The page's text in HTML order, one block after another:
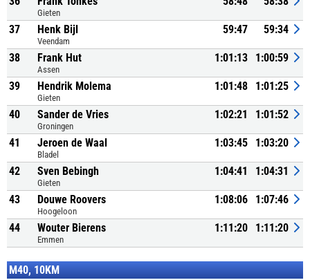
Gieten
37 Henk Bijl
Veendam
59:47 59:34
38 Frank Hut
Assen
1:01:13 1:00:59
39 Hendrik Molema
Gieten
1:01:48 1:01:25
40 Sander de Vries
Groningen
1:02:21 1:01:52
41 Jeroen de Waal
Bladel
1:03:45 1:03:20
42 Sven Bebingh
Gieten
1:04:41 1:04:31
43 Douwe Roovers
Hoogeloon
1:08:06 1:07:46
44 Wouter Bierens
Emmen
1:11:20 1:11:20
M40, 10KM